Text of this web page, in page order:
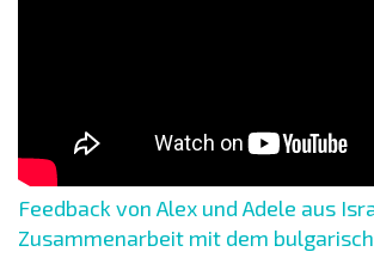
Feedback von Alex und Adele aus
Zusammenarbeit mit dem